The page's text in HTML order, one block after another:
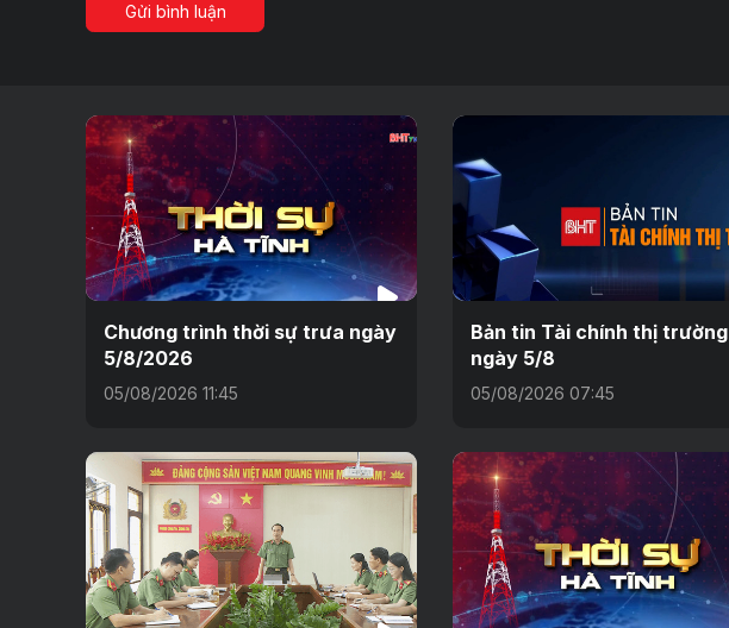
Gửi bình luận
Chương trình thời sự trưa ngày
5/8/2026
05/08/2026 11:45
Bản tin Tài chính thị trường
ngày 5/8
05/08/2026 07:45